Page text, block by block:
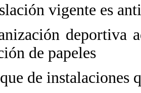
vigente es
deportiva
de papeles
de instalaciones